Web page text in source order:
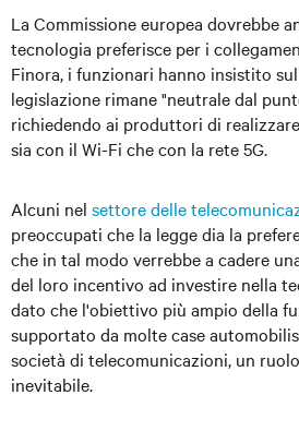
La Commissione europea dovrebbe
tecnologia preferisce per i
Finora, i funzionari hanno insistito
legislazione rimane "neutrale dal
richiedendo ai produttori di
sia con il Wi-Fi che con la rete 5G.
Alcuni nel settore delle
preoccupati che la legge dia la
che in tal modo verrebbe a cadere
del loro incentivo ad investire nella
dato che l'obiettivo più ampio della
supportato da molte case
società di telecomunicazioni, un
inevitabile.